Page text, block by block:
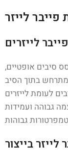
פייבר לייזר
סיבים אופטיים,
מתרחש בתוך הסיב
לעומת לייזרים
גבוהה ועמידות
לייזר בייצור